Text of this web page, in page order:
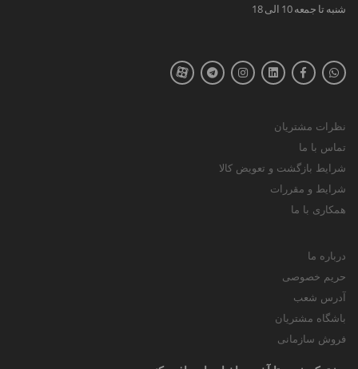
شنبه تا جمعه 10 الی 18
نظرات مشتریان
تماس با ما
شرایط بازگشت و تعویض کالا
شرایط و مقررات
همکاری با ما
درباره ما
حریم خصوصی
آدرس شعب
باشگاه مشتریان
فروش سازمانی